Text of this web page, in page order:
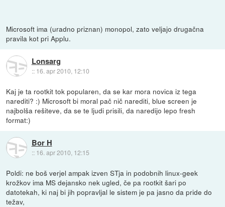
Microsoft ima (uradno priznan) monopol, zato veljajo drugačna
pravila kot pri Applu.
Lonsarg
:: 16. apr 2010, 12:10
Kaj je ta rootkit tok popularen, da se kar mora novica iz tega
narediti? :) Microsoft bi moral pač nič narediti, blue screen je
najbolša rešiteve, da se te ljudi prisili, da naredijo lepo fresh
format:)
Bor H
:: 16. apr 2010, 12:15
Poldi: ne boš verjel ampak izven STja in podobnih linux-geek
krožkov ima MS dejansko nek ugled, če pa rootkit šari po
datotekah, ki naj bi jih popravljal le sistem je pa jasno da pride do
težav,